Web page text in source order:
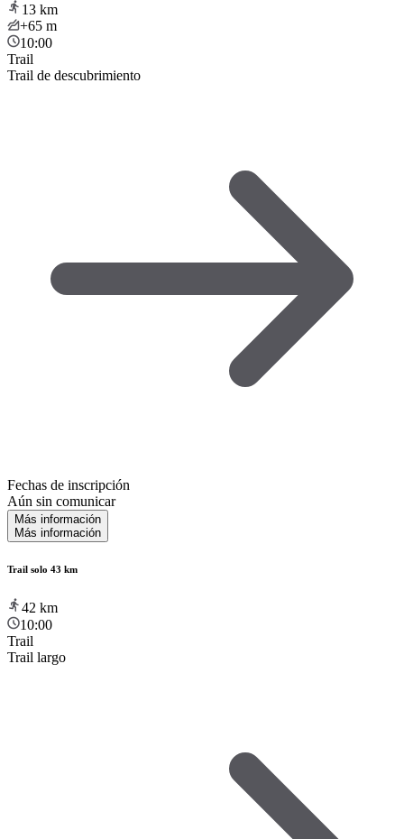
13 km
+65 m
10:00
Trail
Trail de descubrimiento
Fechas de inscripción
Aún sin comunicar
Más información
Más información
Trail solo 43 km
42 km
10:00
Trail
Trail largo